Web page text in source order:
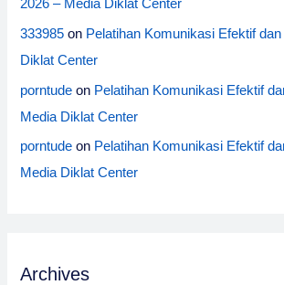
2026 – Media Diklat Center
333985 on Pelatihan Komunikasi Efektif
Diklat Center
porntude on Pelatihan Komunikasi Efektif
Media Diklat Center
porntude on Pelatihan Komunikasi Efektif
Media Diklat Center
Archives